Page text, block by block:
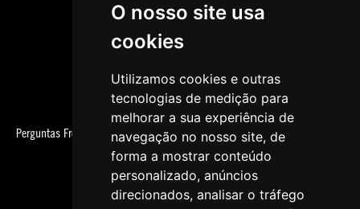
O nosso site usa
cookies
Utilizamos cookies e outras
tecnologias de medição para
melhorar a sua experiência de
navegação no nosso site, de
forma a mostrar conteúdo
personalizado, anúncios
direcionados, analisar o tráfego
Perguntas Frequentes